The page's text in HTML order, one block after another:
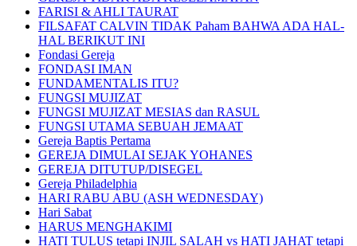
FARISI & AHLI TAURAT
FILSAFAT CALVIN TIDAK Paham BAHWA ADA HAL-
HAL BERIKUT INI
Fondasi Gereja
FONDASI IMAN
FUNDAMENTALIS ITU?
FUNGSI MUJIZAT
FUNGSI MUJIZAT MESIAS dan RASUL
FUNGSI UTAMA SEBUAH JEMAAT
Gereja Baptis Pertama
GEREJA DIMULAI SEJAK YOHANES
GEREJA DITUTUP/DISEGEL
Gereja Philadelphia
HARI RABU ABU (ASH WEDNESDAY)
Hari Sabat
HARUS MENGHAKIMI
HATI TULUS tetapi INJIL SALAH vs HATI JAHAT tetapi